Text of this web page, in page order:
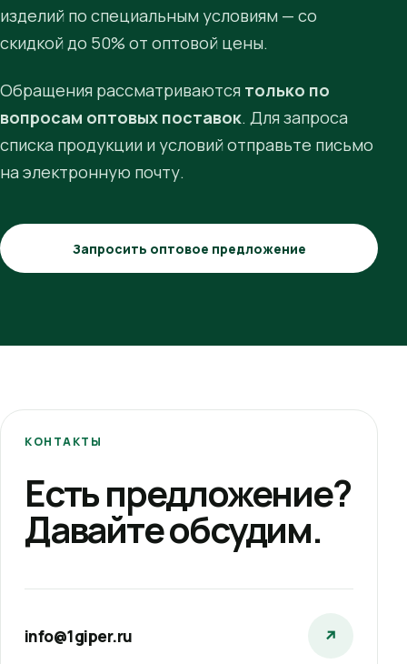
изделий по специальным условиям — со
скидкой до 50% от оптовой цены.
Обращения рассматриваются только по
вопросам оптовых поставок. Для запроса
списка продукции и условий отправьте письмо
на электронную почту.
Запросить оптовое предложение
КОНТАКТЫ
Есть предложение?
Давайте обсудим.
info@1giper.ru ↗